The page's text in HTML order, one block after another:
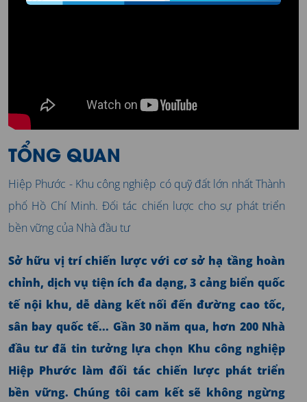
TỔNG QUAN
Hiệp Phước - Khu công nghiệp có quỹ đất lớn nhất Thành
phố Hồ Chí Minh. Đối tác chiến lược cho sự phát triển
bền vững của Nhà đầu tư
Sở hữu vị trí chiến lược với cơ sở hạ tầng hoàn
chỉnh, dịch vụ tiện ích đa dạng, 3 cảng biển quốc
tế nội khu, dễ dàng kết nối đến đường cao tốc,
sân bay quốc tế... Gần 30 năm qua, hơn 200 Nhà
đầu tư đã tin tưởng lựa chọn Khu công nghiệp
Hiệp Phước làm đối tác chiến lược phát triển
bền vững. Chúng tôi cam kết sẽ không ngừng